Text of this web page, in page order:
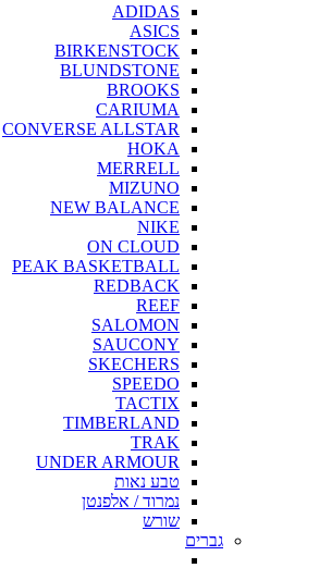
ADIDAS
ASICS
BIRKENSTOCK
BLUNDSTONE
BROOKS
CARIUMA
CONVERSE ALLSTAR
HOKA
MERRELL
MIZUNO
NEW BALANCE
NIKE
ON CLOUD
PEAK BASKETBALL
REDBACK
REEF
SALOMON
SAUCONY
SKECHERS
SPEEDO
TACTIX
TIMBERLAND
TRAK
UNDER ARMOUR
טבע נאות
נמרוד / אלפנטן
שורש
גברים